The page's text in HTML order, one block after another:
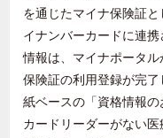
を通じたマイナ保険証
イナンバーカードに連
情報は、マイナポータ
保険証の利用登録が完
紙ベースの「資格情報
カードリーダーがない